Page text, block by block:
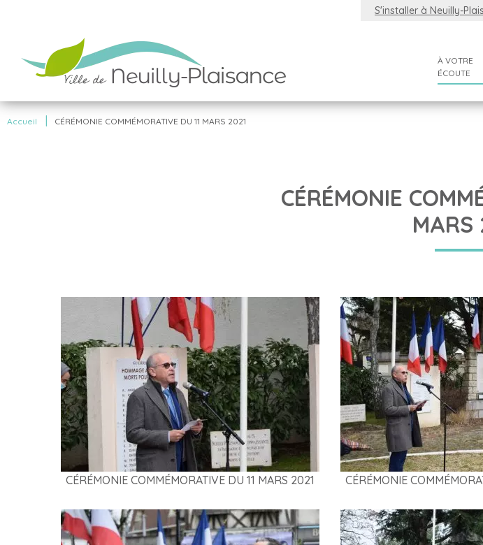
S'installer à Neuilly-
À VOTRE
ÉCOUTE
Accueil CÉRÉMONIE COMMÉMORATIVE DU 11 MARS 2021
CÉRÉMONIE
MARS
CÉRÉMONIE COMMÉMORATIVE DU 11 MARS 2021 CÉRÉMONIE